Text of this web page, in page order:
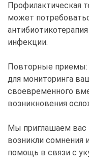
Профилактическая
может
инфекции.
Повторные приемы:
для мониторинга
своевременного
возникновения
Мы приглашаем вас
возникли сомнения
помощь в связи с